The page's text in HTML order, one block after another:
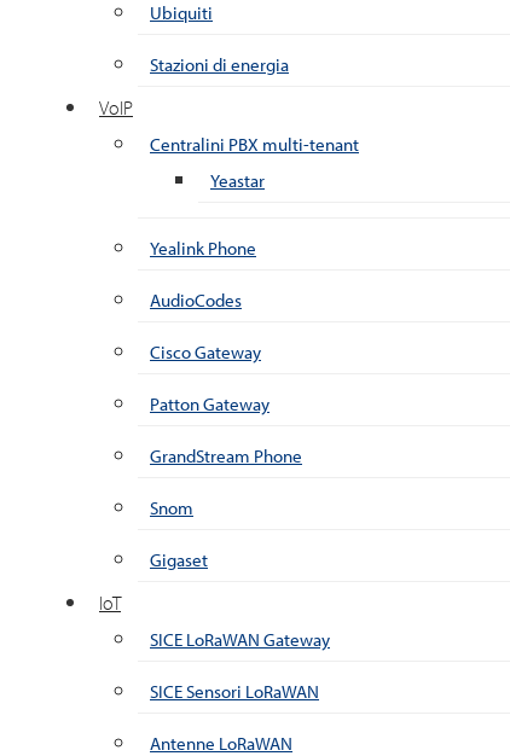
Ubiquiti
Stazioni di energia
VoIP
Centralini PBX multi-tenant
Yeastar
Yealink Phone
AudioCodes
Cisco Gateway
Patton Gateway
GrandStream Phone
Snom
Gigaset
IoT
SICE LoRaWAN Gateway
SICE Sensori LoRaWAN
Antenne LoRaWAN